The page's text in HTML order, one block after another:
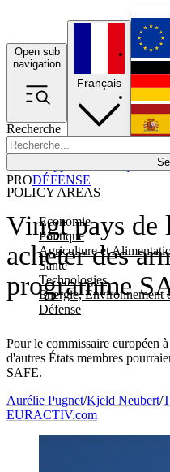
Open sub
navigation
Recherche
POLICY AREAS
Economie
Politique
Agriculture et
Santé
Technologies
Energie, Environnement
Défense
Français
Vingt pays de
acheter des
programme
Pour le commissaire européen
d'autres États membres
SAFE.
PRODÉFENSE
Aurélie Pugnet/Kjeld Neubert/
EURACTIV.com